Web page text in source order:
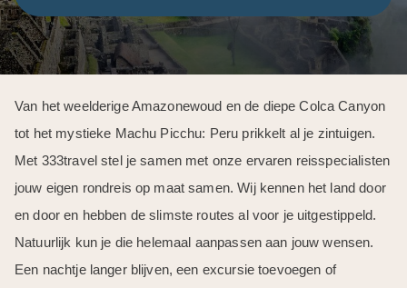
Van het weelderige Amazonewoud en de diepe Colca Canyon
tot het mystieke Machu Picchu: Peru prikkelt al je zintuigen.
Met 333travel stel je samen met onze ervaren reisspecialisten
jouw eigen rondreis op maat samen. Wij kennen het land door
en door en hebben de slimste routes al voor je uitgestippeld.
Natuurlijk kun je die helemaal aanpassen aan jouw wensen.
Een nachtje langer blijven, een excursie toevoegen of